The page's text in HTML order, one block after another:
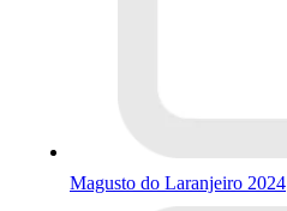
Magusto do Laranjeiro 2024